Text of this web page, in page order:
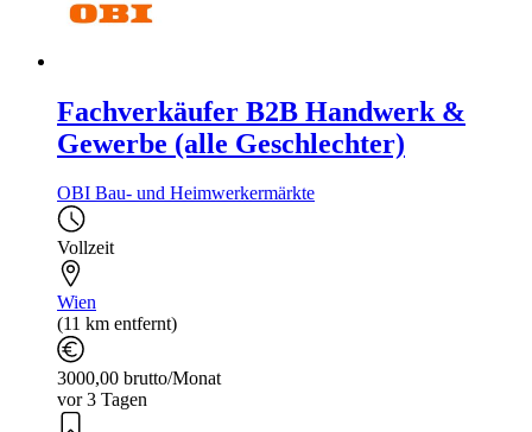
Fachverkäufer B2B Handwerk &
Gewerbe (alle Geschlechter)
OBI Bau- und Heimwerkermärkte
Vollzeit
Wien
(11 km entfernt)
3000,00 brutto/Monat
vor 3 Tagen